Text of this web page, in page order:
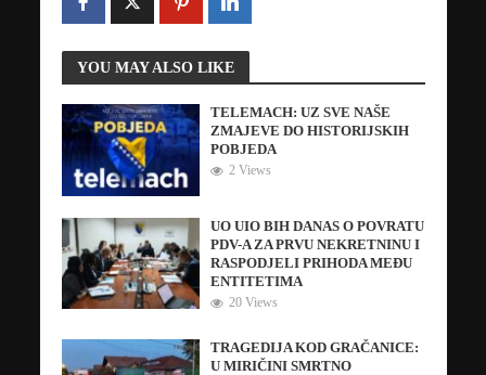
YOU MAY ALSO LIKE
TELEMACH: UZ SVE NAŠE
ZMAJEVE DO HISTORIJSKIH
POBJEDA
2 Views
UO UIO BIH DANAS O POVRATU
PDV-A ZA PRVU NEKRETNINU I
RASPODJELI PRIHODA MEĐU
ENTITETIMA
20 Views
TRAGEDIJA KOD GRAČANICE:
U MIRIČINI SMRTNO